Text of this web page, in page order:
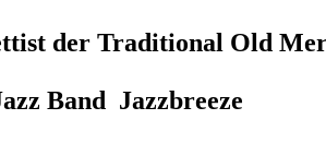
der Traditional Old
Band Jazzbreeze